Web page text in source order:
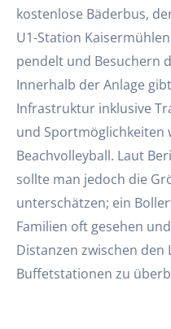
kostenlose Bäderbus,
U1-Station
pendelt und Besuchern
Innerhalb der Anlage
Infrastruktur inklusive
und Sportmöglichkeiten
Beachvolleyball. Laut
sollte man jedoch die
unterschätzen; ein
Familien oft gesehen
Distanzen zwischen
Buffetstationen zu